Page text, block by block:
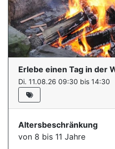
Erlebe einen Tag in der
Di. 11.08.26 09:30 bis 14:30
Altersbeschränkung
von 8 bis 11 Jahre